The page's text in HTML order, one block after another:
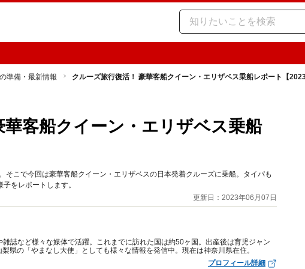
準備・最新情報 クルーズ旅行復活！ 豪華客船クイーン・エリザベス乗船レポート【
客船クイーン・エリザベス乗船
こで今回は豪華客船クイーン・エリザベスの日本発着クルーズに乗船。タイパも
をレポートします。
更新日：2023年06月07日
誌など様々な媒体で活躍。これまでに訪れた国は約50ヶ国。出産後は育児ジャン
県の「やまなし大使」としても様々な情報を発信中。現在は神奈川県在住。
プロフィール詳細